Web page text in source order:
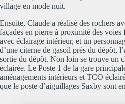
village en mode nuit.
Ensuite, Claude a réalisé des rochers
façades en pierre à proximité des voies
avec éclairage intérieur, et un
d’une citerne de gasoil près du dépôt,
sortie du dépôt. Non loin se trouve un
éclairée. Le Poste 1 de la gare
aménagements intérieurs et TCO
que le poste d’aiguillages Saxby sont